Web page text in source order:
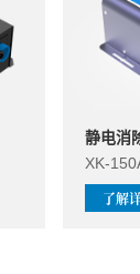
静电消
XK-
了解